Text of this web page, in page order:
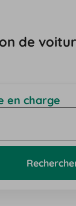
de
en charge